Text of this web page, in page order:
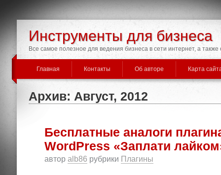
Инструменты для бизнеса
Все самое полезное для ведения бизнеса в сети интернет, а
Главная Контакты Об авторе Карта
Архив: Август, 2012
Бесплатные аналоги
WordPress «Заплати
автор alb86 рубрики Плагины